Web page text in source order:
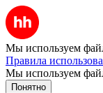
Мы используем
Правила
Мы используем
Понятно